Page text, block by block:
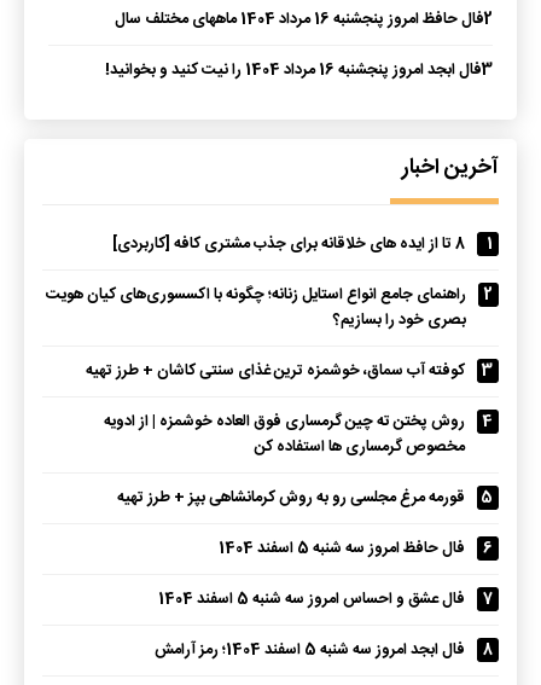
2فال حافظ امروز پنجشنبه 16 مرداد 1404 ماههای مختلف سال
3فال ابجد امروز پنجشنبه 16 مرداد 1404 را نیت کنید و بخوانید!
آخرین اخبار
1
8 تا از ایده های خلاقانه برای جذب مشتری کافه [کاربردی]
2
راهنمای جامع انواع استایل زنانه؛ چگونه با اکسسوری‌های کیان هویت
بصری خود را بسازیم؟
3
کوفته آب سماق، خوشمزه ترین غذای سنتی کاشان + طرز تهیه
4
روش پختن ته چین گرمساری فوق العاده خوشمزه | از ادویه
مخصوص گرمساری ها استفاده کن
5
قورمه مرغ مجلسی رو به روش کرمانشاهی بپز + طرز تهیه
6
فال حافظ امروز سه شنبه 5 اسفند 1404
7
فال عشق و احساس امروز سه شنبه 5 اسفند 1404
8
فال ابجد امروز سه شنبه 5 اسفند 1404؛ رمز آرامش